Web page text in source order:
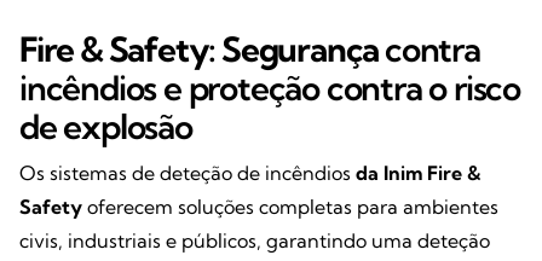
Fire & Safety: Segurançacontra
incêndios e proteção contra o risco
de explosão
Os sistemas de deteção de incêndios da Inim Fire &
Safety oferecem soluções completas para ambientes
civis, industriais e públicos, garantindo uma deteção